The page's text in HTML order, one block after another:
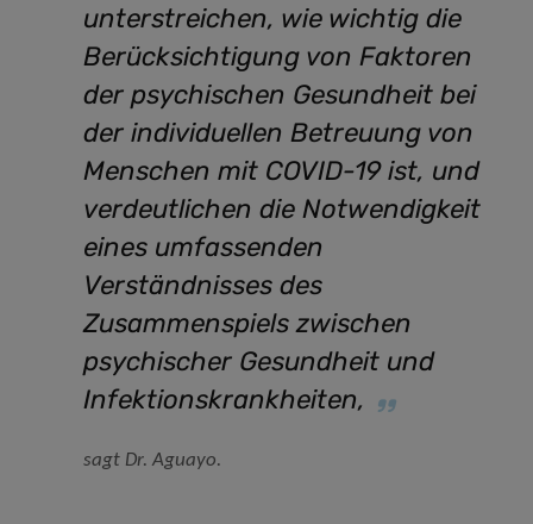
unterstreichen, wie wichtig die
Berücksichtigung von Faktoren
der psychischen Gesundheit bei
der individuellen Betreuung von
Menschen mit COVID-19 ist, und
verdeutlichen die Notwendigkeit
eines umfassenden
Verständnisses des
Zusammenspiels zwischen
psychischer Gesundheit und
Infektionskrankheiten,
sagt Dr. Aguayo.